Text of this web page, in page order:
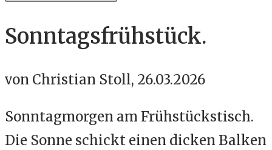
Sonntagsfrühstück.
von Christian Stoll, 26.03.2026
Sonntagmorgen am Frühstückstisch.
Die Sonne schickt einen dicken Balken